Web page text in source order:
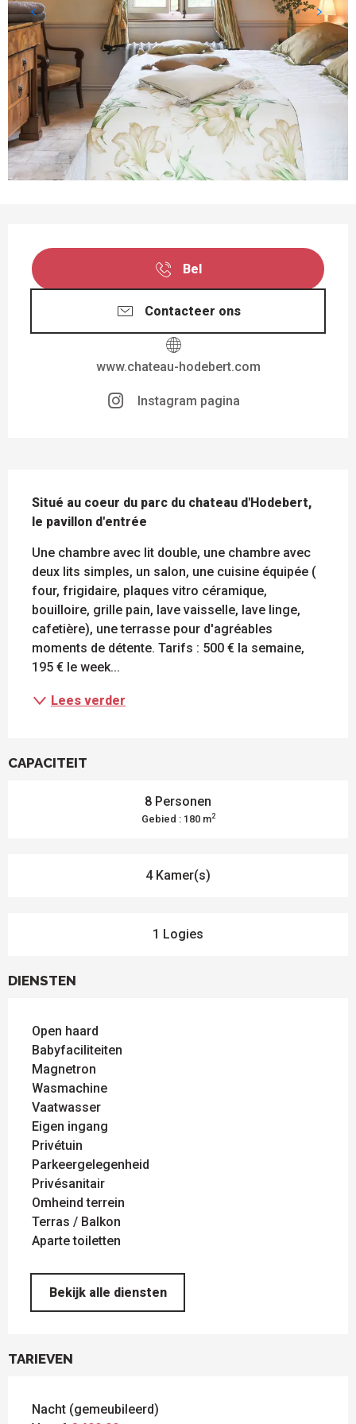
Bel
Contacteer ons
www.chateau-hodebert.com
Instagram pagina
Situé au coeur du parc du chateau d'Hodebert,
le pavillon d'entrée
Une chambre avec lit double, une chambre avec
deux lits simples, un salon, une cuisine équipée (
four, frigidaire, plaques vitro céramique,
bouilloire, grille pain, lave vaisselle, lave linge,
cafetière), une terrasse pour d'agréables
moments de détente. Tarifs : 500 € la semaine,
195 € le week...
Lees verder
CAPACITEIT
8 Personen
Gebied : 180 m2
4 Kamer(s)
1 Logies
DIENSTEN
Open haard
Babyfaciliteiten
Magnetron
Wasmachine
Vaatwasser
Eigen ingang
Privétuin
Parkeergelegenheid
Privésanitair
Omheind terrein
Terras / Balkon
Aparte toiletten
Bekijk alle diensten
TARIEVEN
Nacht (gemeubileerd)